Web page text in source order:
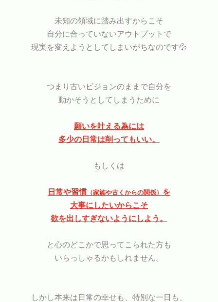
未知の領域に踏み出すからこそ
自分に合っていないアウトプットで
現実を変えようとしてしまいがちなのです💦
つまり古いビジョンのままで自分を
動かそうとしてしまうために
願いを叶える為には
多少の日常は削ってもいい。
もしくは
日常や習慣 （家族や古くからの関係） を
大事にしたいからこそ
欲を出しすぎないようにしよう。
と心のどこかで思ってこられた方も
いらっしゃるかもしれません。
しかし本来は日常の幸せも、特別な一日も、